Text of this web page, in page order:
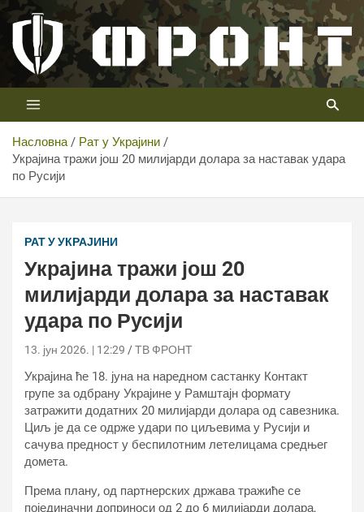
Скип
цонтент
Телевизија ФРОНТ
Први војни канал у Србији
Насловна
Рат у Украјини
Украјина тражи још 20 милијарди долара за наставак удара
по Русији
РАТ У УКРАЈИНИ
Украјина тражи још 20
милијарди долара за наставак
удара по Русији
13. јун 2026. | 12:29 ТВ ФРОНТ
Украјина ће 18. јуна на наредном састанку Контакт
групе за одбрану Украјине у Рамштајн формату
затражити додатних 20 милијарди долара од савезника.
Циљ је да се одрже удари по циљевима у Русији и
сачува предност у беспилотним летелицама средњег
домета.
Према плану, од партнерских држава тражиће се
појединачни доприноси од 2 до 6 милијарди долара,